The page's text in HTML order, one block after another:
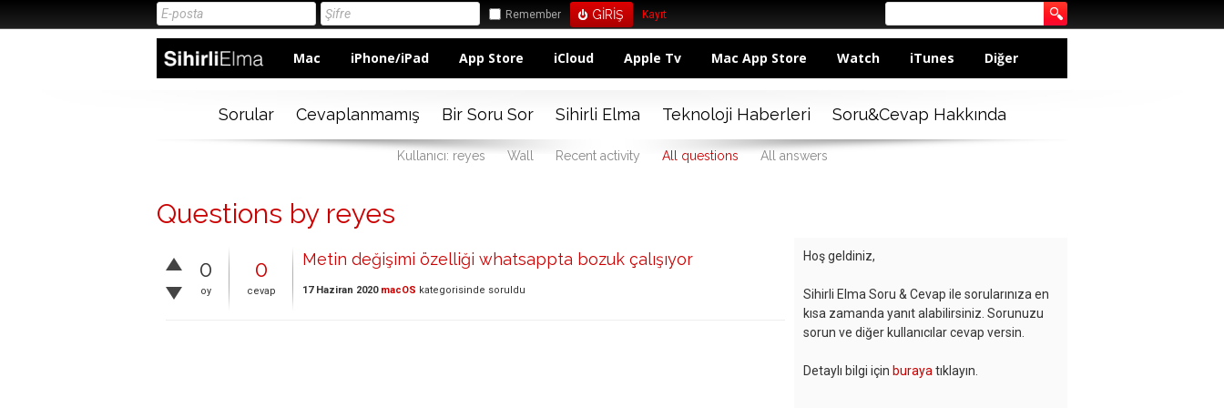
Remember Kayıt
Mac iPhone/iPad App Store iCloud Apple Tv Mac App Store Watch iTunes Diğer
Sorular Cevaplanmamış Bir Soru Sor Sihirli Elma Teknoloji Haberleri Soru&Cevap Hakkında
Kullanıcı: reyes Wall Recent activity All questions All answers
Questions by reyes
0
oy
0
cevap
Metin değişimi özelliği whatsappta bozuk çalışıyor
17 Haziran 2020 macOS kategorisinde soruldu
Hoş geldiniz,
Sihirli Elma Soru & Cevap ile sorularınıza en
kısa zamanda yanıt alabilirsiniz. Sorunuzu
sorun ve diğer kullanıcılar cevap versin.
Detaylı bilgi için buraya tıklayın.